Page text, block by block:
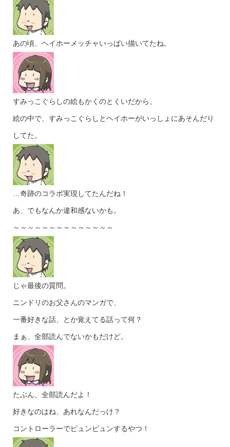
あの頃、ヘイホーメッチャいっぱい描いてたね。
すみっこぐらしの絵もかくのとくいだから、
絵の中で、すみっこぐらしとヘイホーがいっしょにあそんだり
してた。
…奇跡のコラボ実現してたんだね！
あ、でもなんか違和感ないかも。
～～～～～～～～～～～～～～
じゃ最後の質問。
ニンドリのお父さんのマンガで、
一番好きな話、とか覚えてる話って何？
まぁ、全部読んでないかもだけど。
たぶん、全部読んだよ！
好きなのはね、あれなんだっけ？
コントローラーでピュンピュンするやつ！